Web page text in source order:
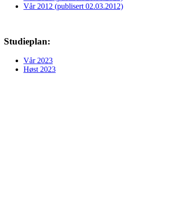
Vår 2012 (publisert 02.03.2012)
Studieplan:
Vår 2023
Høst 2023